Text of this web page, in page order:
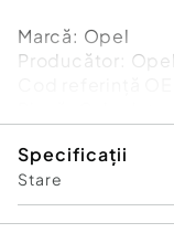
Marcă: Opel
Producător: Opel
Cod referinţă
Specificații
Stare